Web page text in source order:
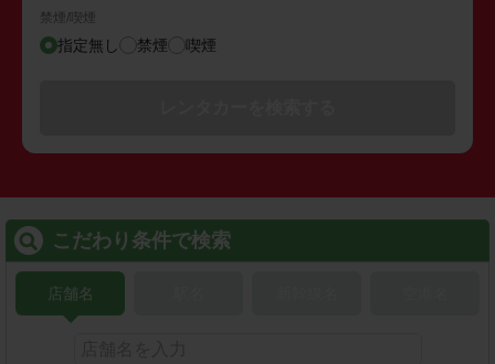
禁煙/喫煙
指定無し 禁煙 喫煙
こだわり条件で検索
店舗名